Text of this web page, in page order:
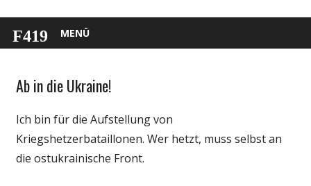
MENÜ
Gesellschaft
Politik
Spruch
Ab in die Ukraine!
Ich bin für die Aufstellung von
Kriegshetzerbataillonen. Wer hetzt, muss selbst an
die ostukrainische Front.